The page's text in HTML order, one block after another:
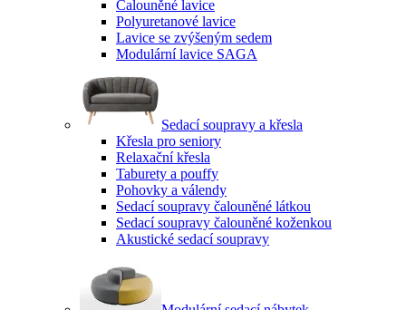
Čalouněné lavice
Polyuretanové lavice
Lavice se zvýšeným sedem
Modulární lavice SAGA
Sedací soupravy a křesla
Křesla pro seniory
Relaxační křesla
Taburety a pouffy
Pohovky a válendy
Sedací soupravy čalouněné látkou
Sedací soupravy čalouněné koženkou
Akustické sedací soupravy